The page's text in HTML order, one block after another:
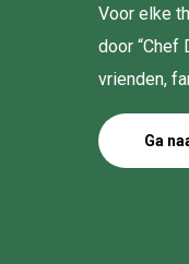
Voor elke
door “Chef
vrienden,
Ga